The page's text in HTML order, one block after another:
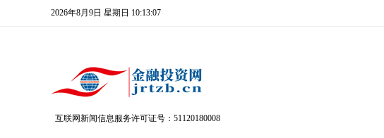
2026年8月9日 星期日 10:13:08
互联网新闻信息服务许可证号：51120180008